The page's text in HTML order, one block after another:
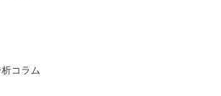
コラム